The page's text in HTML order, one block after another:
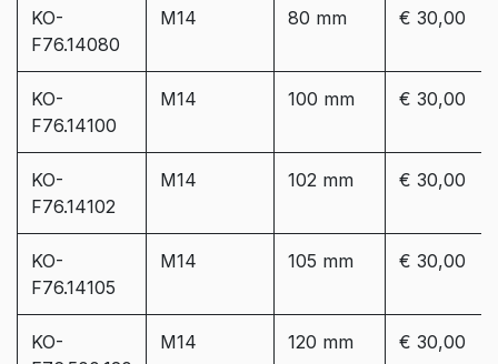
KO-
F76.14080
M14 80 mm € 30,00
KO-
F76.14100
M14 100 mm € 30,00
KO-
F76.14102
M14 102 mm € 30,00
KO-
F76.14105
M14 105 mm € 30,00
KO-
M14 120 mm € 30,00